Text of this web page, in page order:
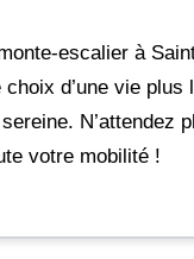
escalier à
choix d’une vie plus
N’attendez
votre mobilité !